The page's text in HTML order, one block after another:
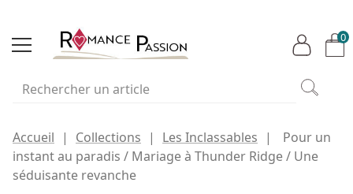
0
Accueil Collections Les Inclassables
Pour un
instant au paradis / Mariage à Thunder Ridge / Une
séduisante revanche